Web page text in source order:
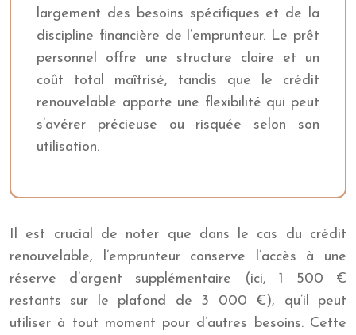
largement des besoins spécifiques et de la
discipline financière de l’emprunteur. Le prêt
personnel offre une structure claire et un
coût total maîtrisé, tandis que le crédit
renouvelable apporte une flexibilité qui peut
s’avérer précieuse ou risquée selon son
utilisation.
Il est crucial de noter que dans le cas du crédit
renouvelable, l’emprunteur conserve l’accès à une
réserve d’argent supplémentaire (ici, 1 500 €
restants sur le plafond de 3 000 €), qu’il peut
utiliser à tout moment pour d’autres besoins. Cette